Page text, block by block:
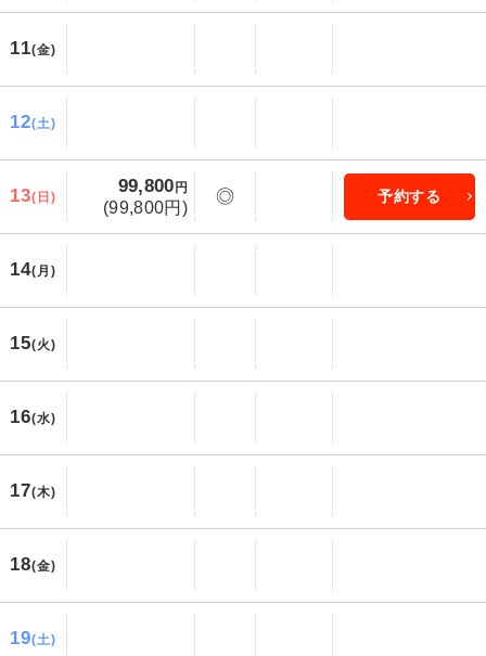
11(金)
12(土)
13(日)
99,800 円
(99,800円)
◎ 予約する
14(月)
15(火)
16(水)
17(木)
18(金)
19(土)